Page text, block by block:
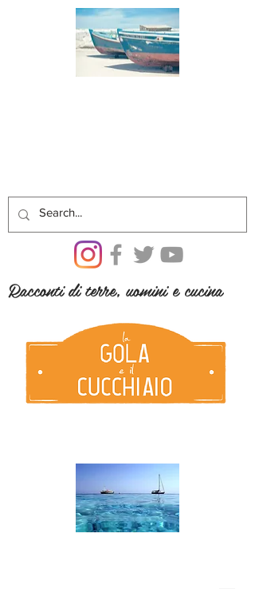
Racconti di terre, uomini e cucina